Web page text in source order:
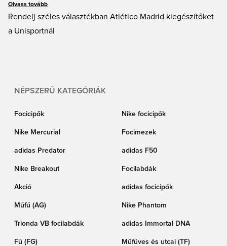
még sok más közül, amelyek mind megmutatják kedvenc focicsapatodat és a
klub iránti elkötelezettségedet. Szerezd be Atletico Madrid szurkolói
vásárlást.
Olvass tovább
Rendelj széles választékban Atlético Madrid kiegészítőket
a Unisportnál
NÉPSZERŰ KATEGÓRIÁK
Focicipők Nike focicipők
Nike Mercurial Focimezek
adidas Predator adidas F50
Nike Breakout Focilabdák
Akció adidas focicipők
Műfű (AG) Nike Phantom
Trionda VB focilabdák adidas Immortal DNA
Fű (FG) Műfüves és utcai (TF)